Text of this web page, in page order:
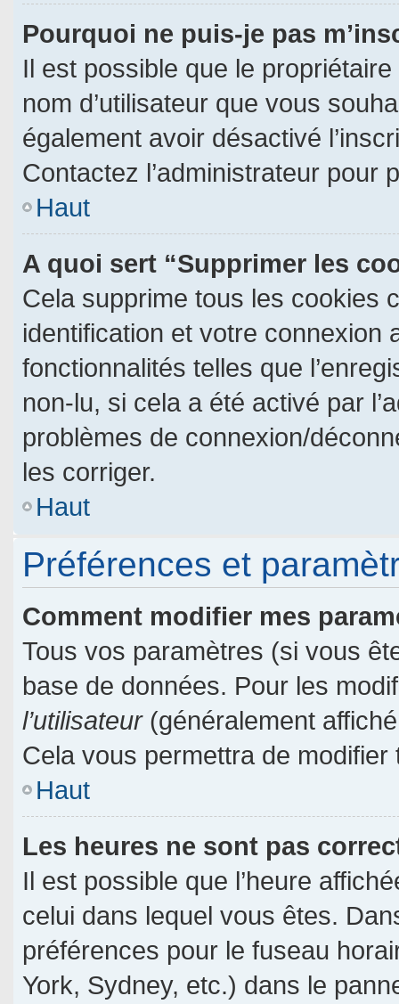
Pourquoi ne puis-je pas
Il est possible que le
nom d’utilisateur que vous
également avoir désactivé
Contactez l’administrateur pour
Haut
A quoi sert “Supprimer les
Cela supprime tous les cookies
identification et votre connexion
fonctionnalités telles que
non-lu, si cela a été activé par
problèmes de connexion/
les corriger.
Haut
Préférences et
Comment modifier mes
Tous vos paramètres (si vous
base de données. Pour les
l’utilisateur(généralement
Cela vous permettra de
Haut
Les heures ne sont pas
Il est possible que l’heure
celui dans lequel vous êtes.
préférences pour le fuseau
York, Sydney, etc.) dans le